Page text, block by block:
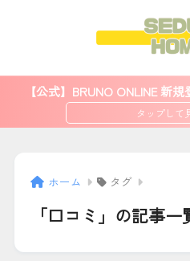
【公式】BRUNO ONLINE 新
ホーム タグ
「口コミ」の記事一